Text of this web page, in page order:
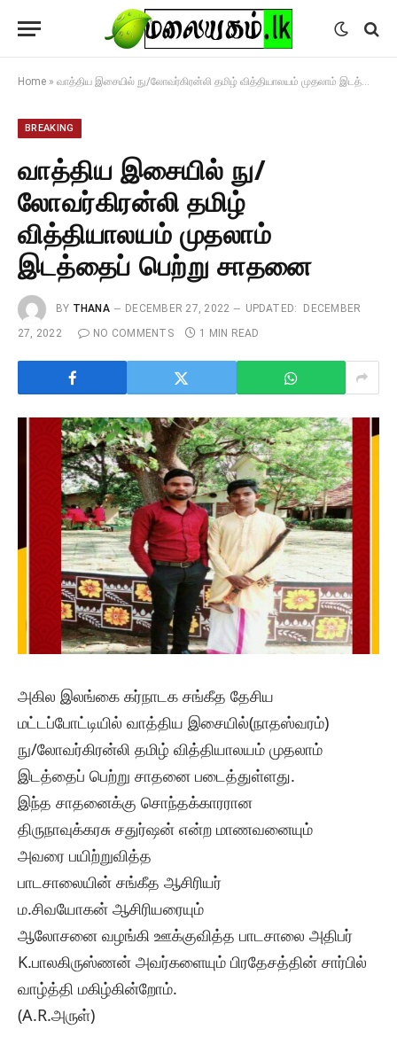
Home » வாத்திய இசையில் நு/லோவர்கிரன்லி தமிழ் வித்தியாலயம் முதலாம் இடத்தைப் பெற்று சாதனை
BREAKING
வாத்திய இசையில் நு/
லோவர்கிரன்லி தமிழ்
வித்தியாலயம் முதலாம்
இடத்தைப் பெற்று சாதனை
BY THANA DECEMBER 27, 2022 UPDATED:
DECEMBER
27, 2022
NO COMMENTS 1 MIN READ
அகில இலங்கை கர்நாடக சங்கீத தேசிய
மட்டப்போட்டியில் வாத்திய இசையில்(நாதஸ்வரம்)
நு/லோவர்கிரன்லி தமிழ் வித்தியாலயம் முதலாம்
இடத்தைப் பெற்று சாதனை படைத்துள்ளது.
இந்த சாதனைக்கு சொந்தக்காரரான
திருநாவுக்கரசு சதுர்ஷன் என்ற மாணவனையும்
அவரை பயிற்றுவித்த
பாடசாலையின் சங்கீத ஆசிரியர்
ம.சிவயோகன் ஆசிரியரையும்
ஆலோசனை வழங்கி ஊக்குவித்த பாடசாலை அதிபர்
K.பாலகிருஸ்ணன் அவர்களையும் பிரதேசத்தின் சார்பில்
வாழ்த்தி மகிழ்கின்றோம்.
(A.R.அருள்)